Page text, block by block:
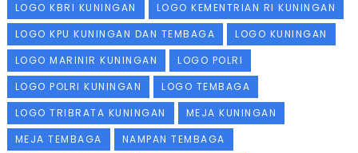
LOGO KBRI KUNINGAN
LOGO KEMENTRIAN RI KUNINGAN
LOGO KPU KUNINGAN DAN TEMBAGA
LOGO KUNINGAN
LOGO MARINIR KUNINGAN
LOGO POLRI
LOGO POLRI KUNINGAN
LOGO TEMBAGA
LOGO TRIBRATA KUNINGAN
MEJA KUNINGAN
MEJA TEMBAGA
NAMPAN TEMBAGA